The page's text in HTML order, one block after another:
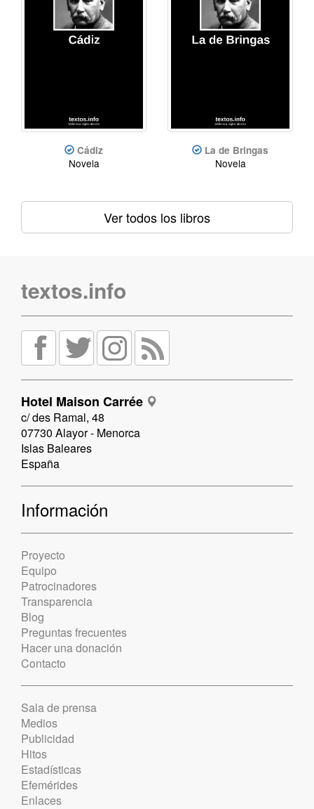
Cádiz
Novela
La de Bringas
Novela
Ver todos los libros
textos.info
Hotel Maison Carrée
c/ des Ramal, 48
07730 Alayor - Menorca
Islas Baleares
España
Información
Proyecto
Equipo
Patrocinadores
Transparencia
Blog
Preguntas frecuentes
Hacer una donación
Contacto
Sala de prensa
Medios
Publicidad
Hitos
Estadísticas
Efemérides
Enlaces